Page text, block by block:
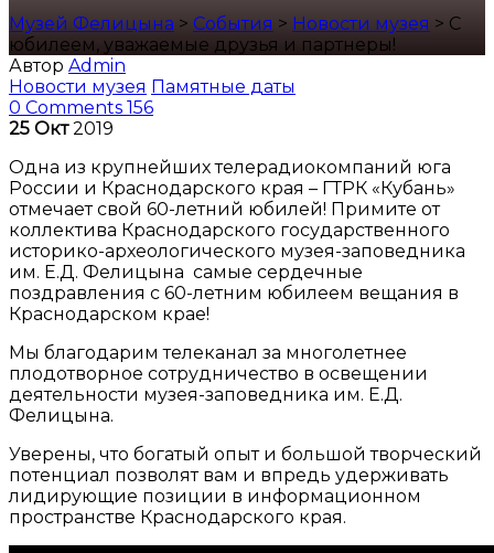
Музей Фелицына > События > Новости музея > С
юбилеем, уважаемые друзья и партнеры!
Автор Admin
Новости музея Памятные даты
0 Comments 156
25 Окт2019
Одна из крупнейших телерадиокомпаний юга
России и Краснодарского края – ГТРК «Кубань»
отмечает свой 60-летний юбилей! Примите от
коллектива Краснодарского государственного
историко-археологического музея-заповедника
им. Е.Д. Фелицына самые сердечные
поздравления с 60-летним юбилеем вещания в
Краснодарском крае!
Мы благодарим телеканал за многолетнее
плодотворное сотрудничество в освещении
деятельности музея-заповедника им. Е.Д.
Фелицына.
Уверены, что богатый опыт и большой творческий
потенциал позволят вам и впредь удерживать
лидирующие позиции в информационном
пространстве Краснодарского края.